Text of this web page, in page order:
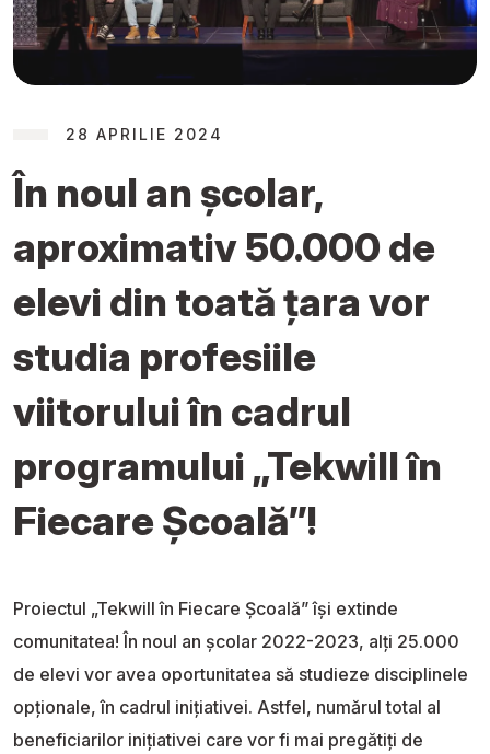
28 APRILIE 2024
În noul an școlar,
aproximativ 50.000 de
elevi din toată țara vor
studia profesiile
viitorului în cadrul
programului „Tekwill în
Fiecare Școală”!
Proiectul „Tekwill în Fiecare Școală” își extinde
comunitatea! În noul an școlar 2022-2023, alți 25.000
de elevi vor avea oportunitatea să studieze disciplinele
opționale, în cadrul inițiativei. Astfel, numărul total al
beneficiarilor inițiativei care vor fi mai pregătiți de